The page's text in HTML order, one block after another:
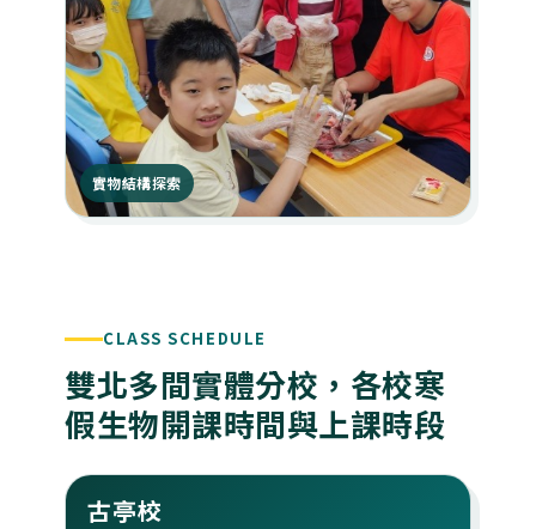
實物結構探索
CLASS SCHEDULE
雙北多間實體分校，各校寒
假生物開課時間與上課時段
古亭校